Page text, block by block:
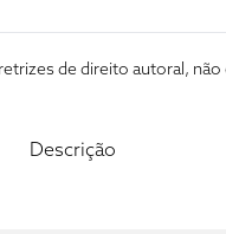
de direito autoral,
Descrição